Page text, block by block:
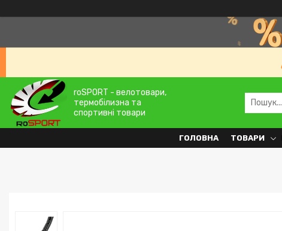
roSPORT - велотовари,
термобілизна та
спортивні товари
ГОЛОВНА ТОВАРИ